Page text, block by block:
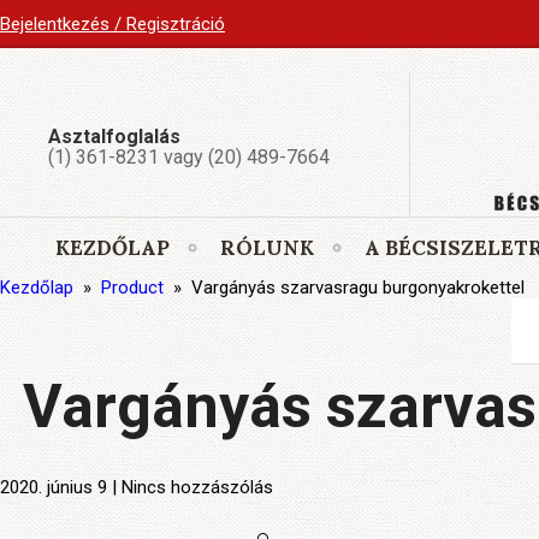
Bejelentkezés / Regisztráció
Asztalfoglalás
(1) 361-8231 vagy (20) 489-7664
KEZDŐLAP RÓLUNK A
Kezdőlap » Product » Vargányás szarvasragu burgonyakrokettel
Vargányás
2020. június 9 | Nincs hozzászólás